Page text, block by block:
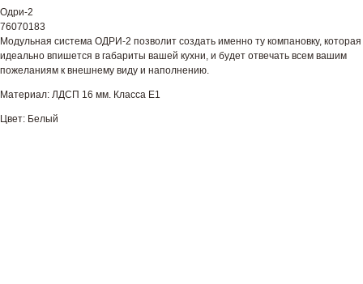
Одри-2
76070183
Модульная система ОДРИ-2 позволит создать именно ту компановку, которая
идеально впишется в габариты вашей кухни, и будет отвечать всем вашим
пожеланиям к внешнему виду и наполнению.
Материал: ЛДСП 16 мм. Класса Е1
Цвет: Белый